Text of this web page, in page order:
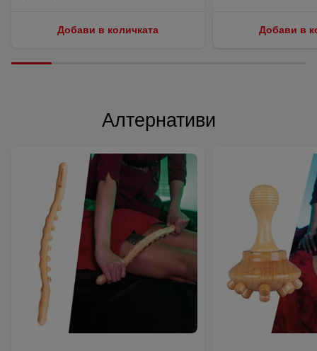
Добави в количката Добави в
Алтернативи